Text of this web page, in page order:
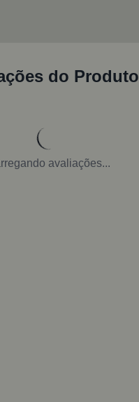
do Produto
avaliações...